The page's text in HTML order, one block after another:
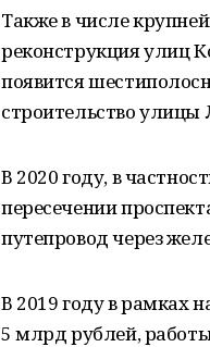
Также в числе
реконструкция улиц
появится
строительство улицы
В 2020 году, в
пересечении
путепровод через
В 2019 году в рамках
5 млрд рублей,